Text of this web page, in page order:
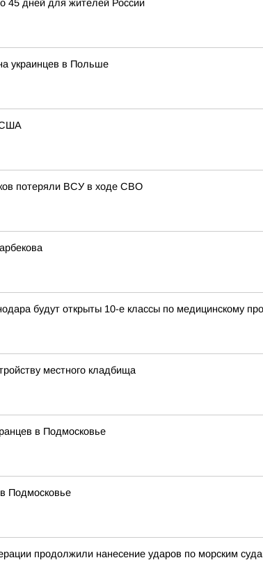
45 дней для жителей России
украинцев в Польше
США
потеряли ВСУ в ходе СВО
будут открыты 10-е классы по медицинскому
местного кладбища
в Подмосковье
Подмосковье
продолжили нанесение ударов по морским